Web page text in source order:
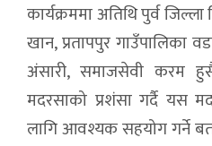
कार्यक्रममा अतिथि पुर्व
खान, प्रतापपुर गाउँपालिका
अंसारी, समाजसेवी करम
मदरसाको प्रशंसा गर्दै यस
लागि आवश्यक सहयोग गर्ने